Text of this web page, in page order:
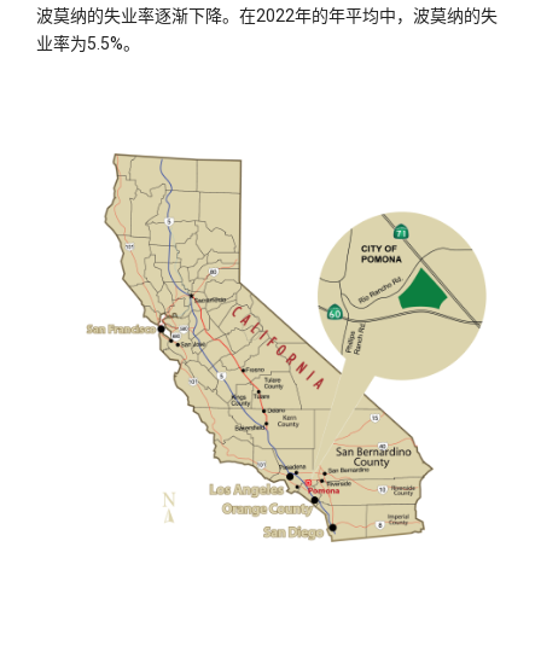
波莫纳的失业率逐渐下降。在2022年的年平均中，波莫纳的失
业率为5.5%。